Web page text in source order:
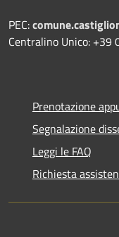
PEC:
Centralino Unico: +39
Prenotazione
Segnalazione
Leggi le FAQ
Richiesta